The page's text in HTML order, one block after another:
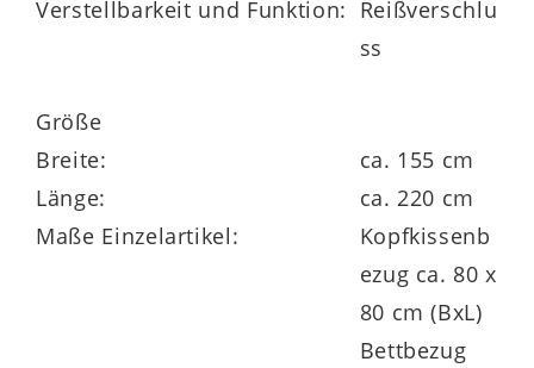
Kopfkissenbezug ca. 80 x 80 cm (BxL)
viele Farben und Größen bestellbar
Verstellbarkeit und Funktion: Reißverschlu
ss
Größe
Breite:
ca. 155 cm
Länge:
ca. 220 cm
Maße Einzelartikel:
Kopfkissenb
ezug ca. 80 x
80 cm (BxL)
Bettbezug